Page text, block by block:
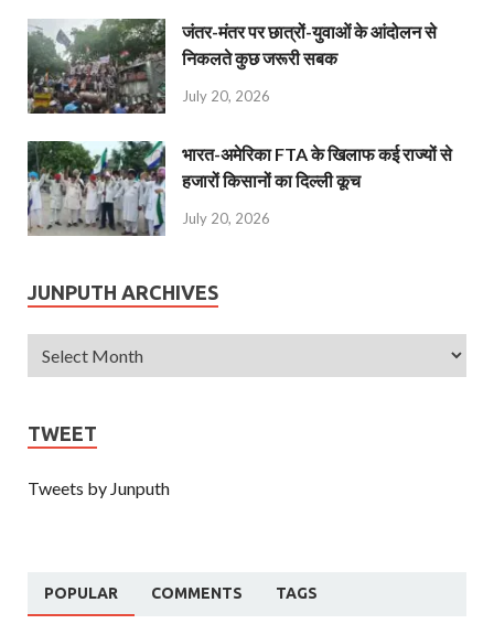
जंतर-मंतर पर छात्रों-युवाओं के आंदोलन से
निकलते कुछ जरूरी सबक
July 20, 2026
भारत-अमेरिका FTA के खिलाफ कई राज्यों से
हजारों किसानों का दिल्ली कूच
July 20, 2026
JUNPUTH ARCHIVES
TWEET
Tweets by Junputh
POPULAR COMMENTS TAGS